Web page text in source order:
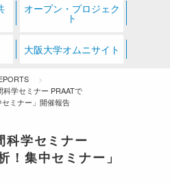
オープン・プロジェク
ト
大阪大学オムニサイト
科学セミナー PRAATで
ミナー」開催報告
科学セミナー
集中セミナー」